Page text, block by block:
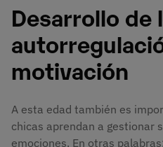
Desarrollo de
motivación
A esta edad también es
chicas aprendan a gestionar
emociones. En otras